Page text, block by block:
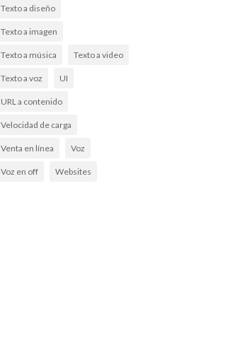
Texto a diseño
Texto a imagen
Texto a música Texto a video
Texto a voz UI
URL a contenido
Velocidad de carga
Venta en línea Voz
Voz en off Websites